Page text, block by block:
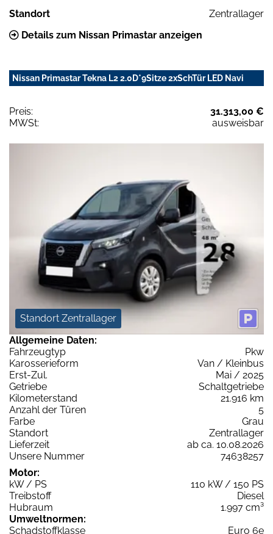
Standort
Zentrallager
Details zum Nissan Primastar anzeigen
Nissan Primastar Tekna L2 2.0D*9Sitze 2xSchTür LED Navi
Preis:
31.313,00 €
MWSt:
ausweisbar
Standort Zentrallager
Allgemeine Daten:
Fahrzeugtyp
Pkw
Karosserieform
Van / Kleinbus
Erst-Zul.
Mai / 2025
Getriebe
Schaltgetriebe
Kilometerstand
21.916 km
Anzahl der Türen
5
Farbe
Grau
Standort
Zentrallager
Lieferzeit
ab ca. 10.08.2026
Unsere Nummer
74638257
Motor:
kW / PS
110 kW / 150 PS
Treibstoff
Diesel
Hubraum
1.997 cm³
Umweltnormen:
Schadstoffklasse
Euro 6e